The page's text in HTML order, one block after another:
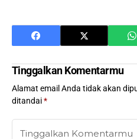
Tinggalkan Komentarmu
Alamat email Anda tidak akan
ditandai*